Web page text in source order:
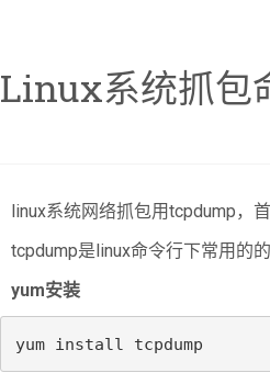
Linux系统抓包
linux系统网络抓包用tcpdump，
tcpdump是linux命令行下常用的
yum安装
yum install tcpdump